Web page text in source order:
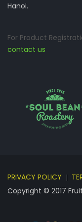
Hanoi.
For Product
contact us
PRIVACY POLICY
Copyright © 2017